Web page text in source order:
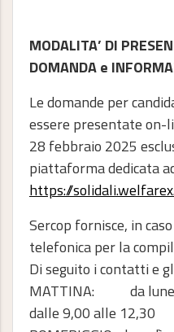
MODALITA’ DI
DOMANDA e
Le domande per
essere presentate on-
28 febbraio 2025
piattaforma dedicata
https://
Sercop fornisce, in
telefonica per la
Di seguito i contatti e
MATTINA: da
dalle 9,00 alle 12,30